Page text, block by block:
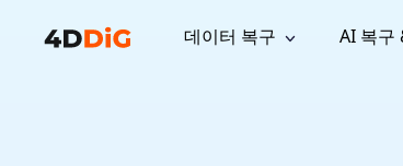
데이터 복구 AI 복구